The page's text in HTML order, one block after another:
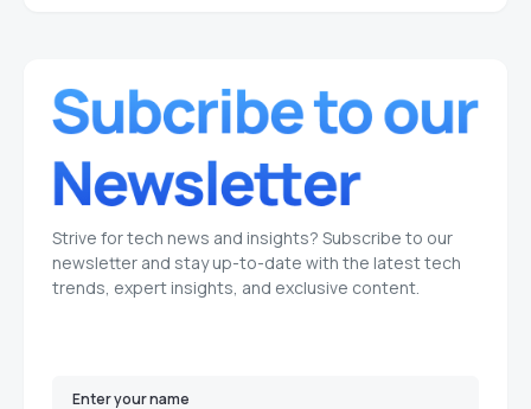
Strive for tech news and insights? Subscribe to our
newsletter and stay up-to-date with the latest tech
trends, expert insights, and exclusive content.